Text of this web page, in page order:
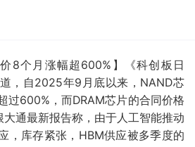
价8个月涨幅超600%】《科创板日
，自2025年9月底以来，NAND芯
过600%，而DRAM芯片的合同价格
通最新报告称，由于人工智能推动
，库存紧张，HBM供应被多季度的